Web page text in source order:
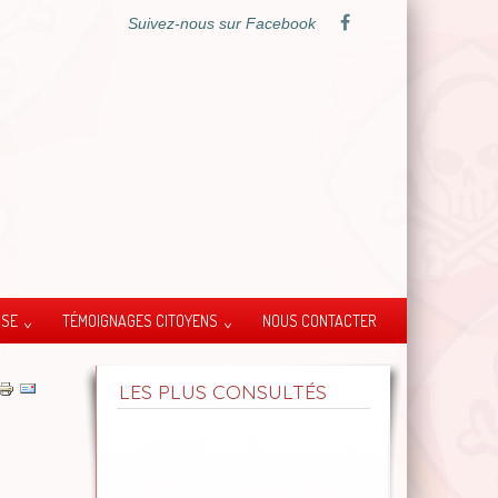
Suivez-nous sur Facebook
TÉMOIGNAGES CITOYENS NOUS CONTACTER
LES PLUS CONSULTÉS